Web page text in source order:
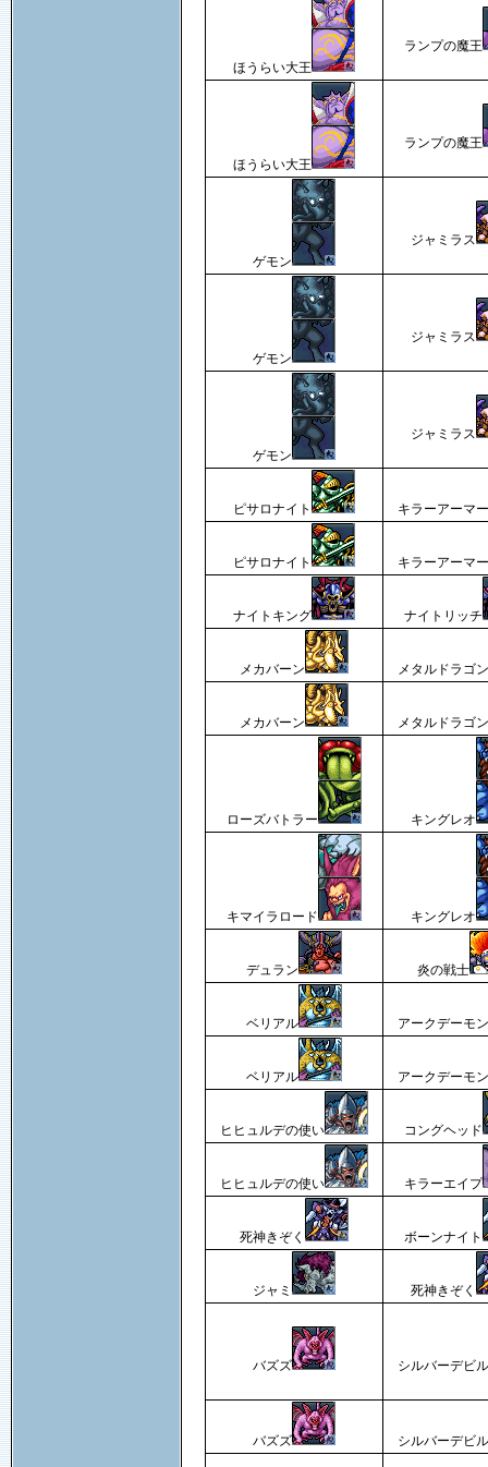
ほうらい大王
ランプの魔王
ほうらい大王
ランプの魔王
ゲモン
ジャミラス
ゲモン
ジャミラス
ゲモン
ジャミラス
ピサロナイト キラーアーマー
ピサロナイト キラーアーマー
ナイトキング ナイトリッチ
メカバーン メタルドラゴン
メカバーン メタルドラゴン
ローズバトラー キングレオ
キマイラロード キングレオ
デュラン 炎の戦士
ベリアル アークデーモン
ベリアル アークデーモン
ヒヒュルデの使い コングヘッド
ヒヒュルデの使い キラーエイプ
死神きぞく ボーンナイト
ジャミ 死神きぞく
バズズ シルバーデビル
バズズ シルバーデビル